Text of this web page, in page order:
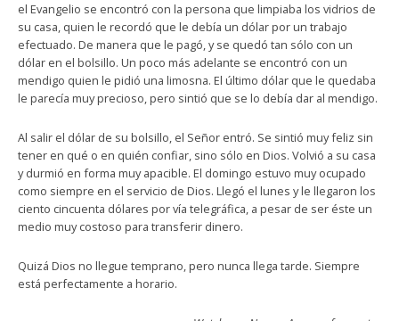
el Evangelio se encontró con la persona que limpiaba los vidrios de
su casa, quien le recordó que le debía un dólar por un trabajo
efectuado. De manera que le pagó, y se quedó tan sólo con un
dólar en el bolsillo. Un poco más adelante se encontró con un
mendigo quien le pidió una limosna. El último dólar que le quedaba
le parecía muy precioso, pero sintió que se lo debía dar al mendigo.
Al salir el dólar de su bolsillo, el Señor entró. Se sintió muy feliz sin
tener en qué o en quién confiar, sino sólo en Dios. Volvió a su casa
y durmió en forma muy apacible. El domingo estuvo muy ocupado
como siempre en el servicio de Dios. Llegó el lunes y le llegaron los
ciento cincuenta dólares por vía telegráfica, a pesar de ser éste un
medio muy costoso para transferir dinero.
Quizá Dios no llegue temprano, pero nunca llega tarde. Siempre
está perfectamente a horario.